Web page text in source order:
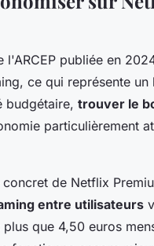
l'ARCEP publiée en
ce qui représente
budgétaire, trouver le
particulièrement
de Netflix
entre utilisateurs
que 4,50 euros